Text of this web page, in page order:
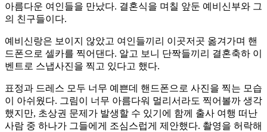
아름다운 여인들을 만났다. 결혼식을 며칠 앞둔 예비신부와 그
의 친구들이다.
예비신랑은 보이지 않았고 여인들끼리 이곳저곳 옮겨가며 핸
드폰으로 셀카를 찍어댄다. 알고 보니 단짝들끼리 결혼축하 이
벤트로 스냅사진을 찍고 있다고 했다.
표정과 드레스 모두 너무 예쁜데 핸드폰으로 사진을 찍는 모습
이 아쉬웠다. 그림이 너무 아름다워 멀리서라도 찍어볼까 생각
했지만, 초상권 문제가 발생할 수 있기에 함께 출사 여행 떠난
사람 중 하나가 그들에게 조심스럽게 제안했다. 촬영을 허락해